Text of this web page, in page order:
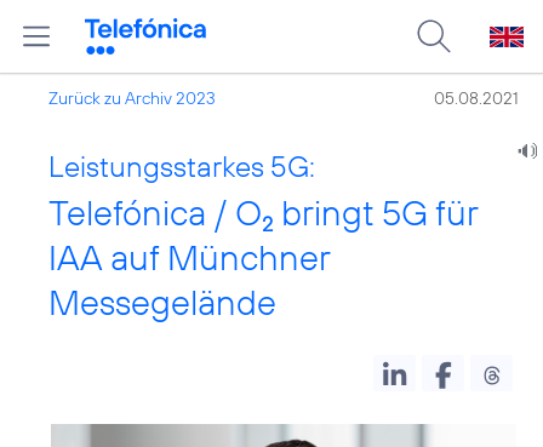
Zurück zu Archiv 2023 05.08.2021
Leistungsstarkes 5G:
Telefónica / O2 bringt 5G für
IAA auf Münchner
Messegelände